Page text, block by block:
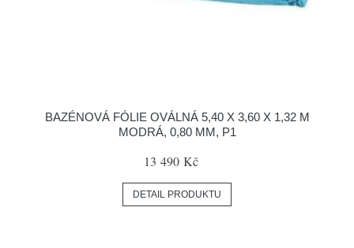
BAZÉNOVÁ FÓLIE OVÁLNÁ 5,40 X 3,60 X 1,32 M
MODRÁ, 0,80 MM, P1
13 490 Kč
DETAIL PRODUKTU